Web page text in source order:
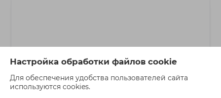
Настройка обработки файлов cookie
Для обеспечения удобства пользователей сайта
используются cookies.